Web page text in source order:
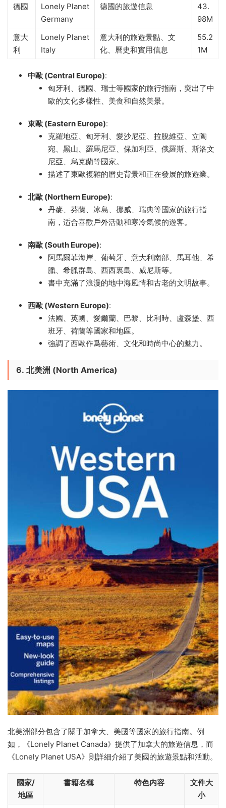
德國
Lonely Planet
Germany
德國的旅遊信息
43.
98M
意大
利
Lonely Planet
Italy
意大利的旅遊景點、文
化、曆史和實用信息
55.2
1M
中歐 (Central Europe):
匈牙利、德國、瑞士等國家的旅行指南，突出了中
歐的文化多樣性、美食和自然美景。
東歐 (Eastern Europe):
克羅地亞、匈牙利、愛沙尼亞、拉脫維亞、立陶
宛、黑山、羅馬尼亞、保加利亞、俄羅斯、斯洛文
尼亞、烏克蘭等國家。
描述了東歐複雜的曆史背景和正在發展的旅遊業。
北歐 (Northern Europe):
丹麥、芬蘭、冰島、挪威、瑞典等國家的旅行指
南，适合喜歡戶外活動和寒冷氣候的遊客。
南歐 (South Europe):
阿馬爾菲海岸、葡萄牙、意大利南部、馬耳他、希
臘、希臘群島、西西裏島、威尼斯等。
書中充滿了浪漫的地中海風情和古老的文明故事。
西歐 (Western Europe):
法國、英國、愛爾蘭、巴黎、比利時、盧森堡、西
班牙、荷蘭等國家和地區。
強調了西歐作爲藝術、文化和時尚中心的魅力。
6. 北美洲 (North America)
北美洲部分包含了關于加拿大、美國等國家的旅行指南。例
如，《Lonely Planet Canada》提供了加拿大的旅遊信息，而
《Lonely Planet USA》則詳細介紹了美國的旅遊景點和活動。
國家/
地區
書籍名稱 特色内容
文件大
小